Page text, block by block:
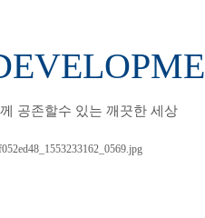
공존할수 있는 깨끗한 세상